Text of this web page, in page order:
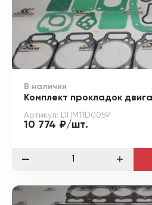
В наличии
Комплект прокладок
Артикул: DHM11D0059
10 774 ₽/шт.